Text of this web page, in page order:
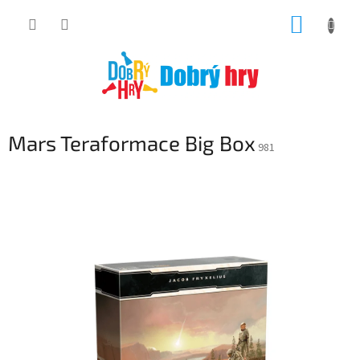
Mars Teraformace Big Box 981